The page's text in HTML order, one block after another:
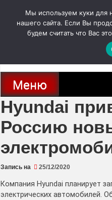
содержимому
Новости про современные
и
Меню
Hyundai
Россию
Запись на 25/12/2020
Компания Hyundai планирует
электрических автомобилей.
Мы используем куки для
нашего сайта. Если Вы
будем считать что Вас